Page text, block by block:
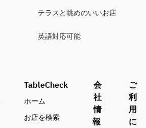
テラスと眺めのいいお店
英語対応可能
TableCheck
ホーム
お店を検索
会
社
情
報
ご
利
用
に